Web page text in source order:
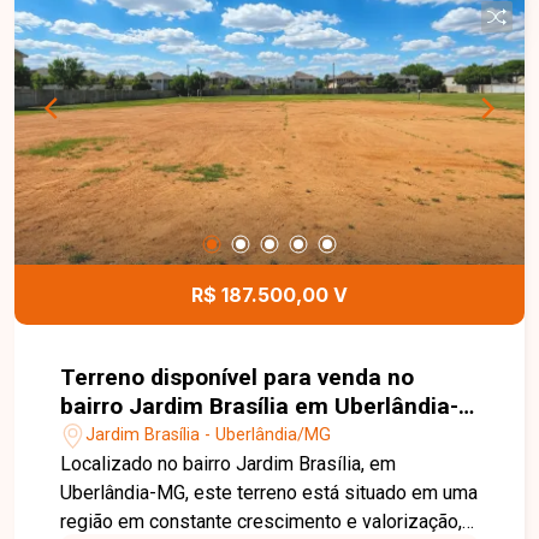
casa própria ou como investimento em uma
região com grande potencial de valorização. Esta
é uma excelente oportunidade para adquirir um
terreno no bairro Jardim Brasília. Agende uma
visita e venha conhecer todos os detalhes deste
imóvel.
R$ 187.500,00 V
Terreno disponível para venda no
bairro Jardim Brasília em Uberlândia-
MGJardim Brasília - Uberlândia/MG
Localizado no bairro Jardim Brasília, em
Uberlândia-MG, este terreno está situado em uma
região em constante crescimento e valorização,